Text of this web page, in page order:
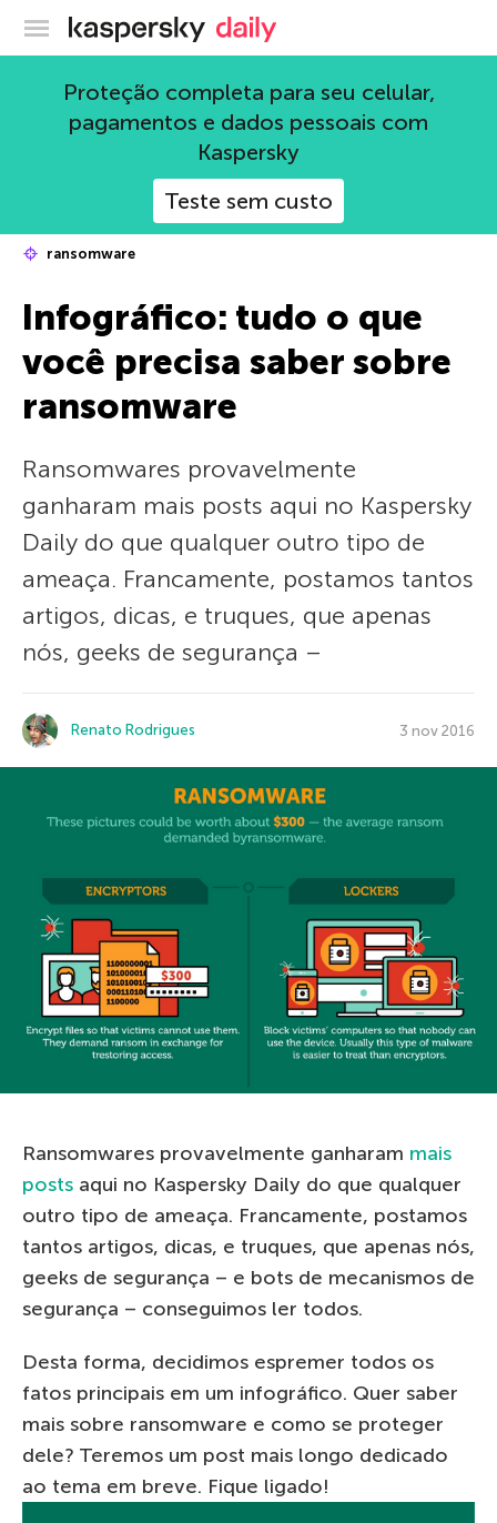
Blog oficial da Kaspersky
Proteção completa para seu celular,
pagamentos e dados pessoais com
Kaspersky
Teste sem custo
ransomware
Infográfico: tudo o que
você precisa saber sobre
ransomware
Ransomwares provavelmente
ganharam mais posts aqui no Kaspersky
Daily do que qualquer outro tipo de
ameaça. Francamente, postamos tantos
artigos, dicas, e truques, que apenas
nós, geeks de segurança –
Renato Rodrigues 3 nov 2016
Ransomwares provavelmente ganharam mais
posts aqui no Kaspersky Daily do que qualquer
outro tipo de ameaça. Francamente, postamos
tantos artigos, dicas, e truques, que apenas nós,
geeks de segurança – e bots de mecanismos de
segurança – conseguimos ler todos.
Desta forma, decidimos espremer todos os
fatos principais em um infográfico. Quer saber
mais sobre ransomware e como se proteger
dele? Teremos um post mais longo dedicado
ao tema em breve. Fique ligado!